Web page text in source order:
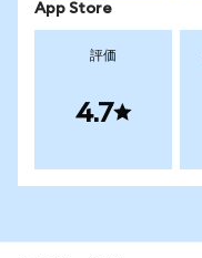
App Store
評価
4.7